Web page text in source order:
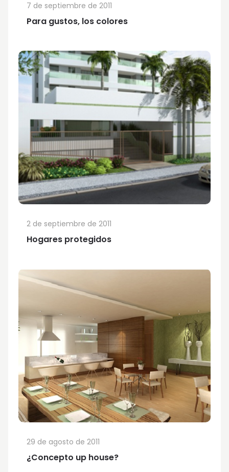
Para gustos, los colores
7 de septiembre de 2011
Hogares protegidos
2 de septiembre de 2011
¿Concepto up house?
29 de agosto de 2011